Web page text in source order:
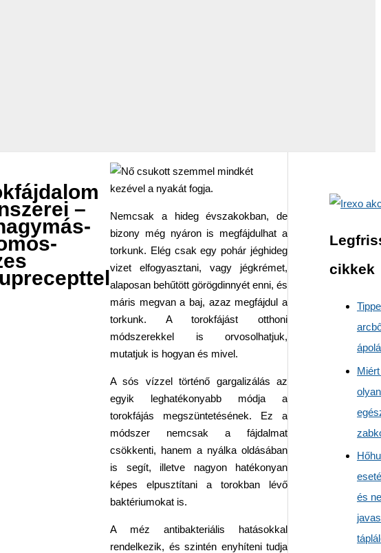
–
Nemcsak a hideg évszakokban, de
bizony még nyáron is megfájdulhat a
torkunk. Elég csak egy pohár jéghideg
vizet elfogyasztani, vagy jégkrémet,
alaposan behűtött görögdinnyét enni, és
máris megvan a baj, azaz megfájdul a
torkunk. A torokfájást otthoni
módszerekkel is orvosolhatjuk,
mutatjuk is hogyan és mivel.
A sós vízzel történő gargalizálás az
egyik leghatékonyabb módja a
torokfájás megszüntetésének. Ez a
módszer nemcsak a fájdalmat
csökkenti, hanem a nyálka oldásában
is segít, illetve nagyon hatékonyan
képes elpusztítani a torokban lévő
baktériumokat is.
A méz antibakteriális hatásokkal
rendelkezik, és szintén enyhíteni tudja
cikkek
olyan
és